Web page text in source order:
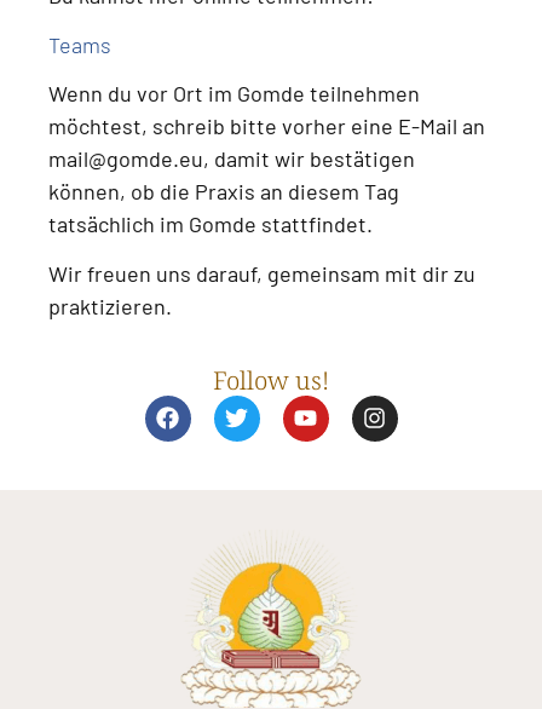
Teams
Wenn du vor Ort im Gomde teilnehmen
möchtest, schreib bitte vorher eine E-Mail an
mail@gomde.eu, damit wir bestätigen
können, ob die Praxis an diesem Tag
tatsächlich im Gomde stattfindet.
Wir freuen uns darauf, gemeinsam mit dir zu
praktizieren.
Follow us!
F
a
T
w
r
Y
o
e
I
n